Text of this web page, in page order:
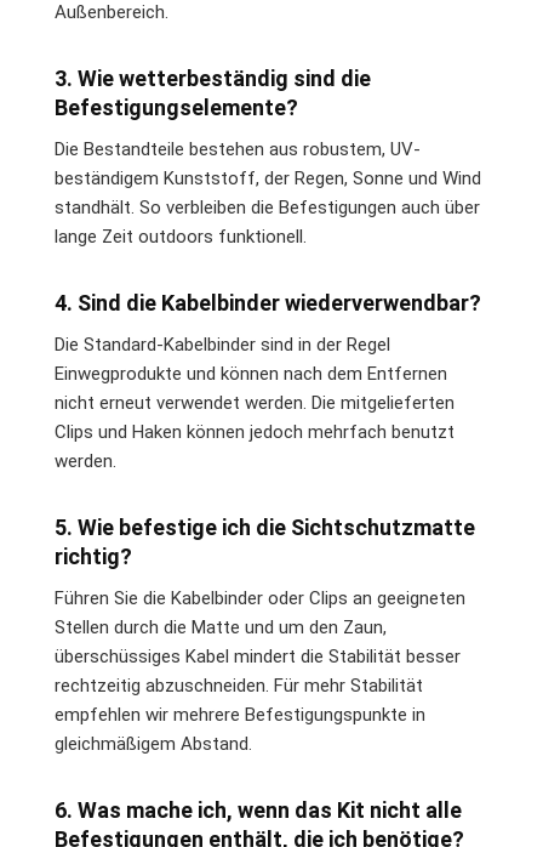
Außenbereich.
3. Wie wetterbeständig sind die
Befestigungselemente?
Die Bestandteile bestehen aus robustem, UV-
beständigem Kunststoff, der Regen, Sonne und Wind
standhält. So verbleiben die Befestigungen auch über
lange Zeit outdoors funktionell.
4. Sind die Kabelbinder wiederverwendbar?
Die Standard-Kabelbinder sind in der Regel
Einwegprodukte und können nach dem Entfernen
nicht erneut verwendet werden. Die mitgelieferten
Clips und Haken können jedoch mehrfach benutzt
werden.
5. Wie befestige ich die Sichtschutzmatte
richtig?
Führen Sie die Kabelbinder oder Clips an geeigneten
Stellen durch die Matte und um den Zaun,
überschüssiges Kabel mindert die Stabilität besser
rechtzeitig abzuschneiden. Für mehr Stabilität
empfehlen wir mehrere Befestigungspunkte in
gleichmäßigem Abstand.
6. Was mache ich, wenn das Kit nicht alle
Befestigungen enthält, die ich benötige?